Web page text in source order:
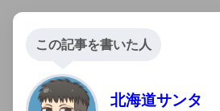
この記事を書いた人
北海道サンタ